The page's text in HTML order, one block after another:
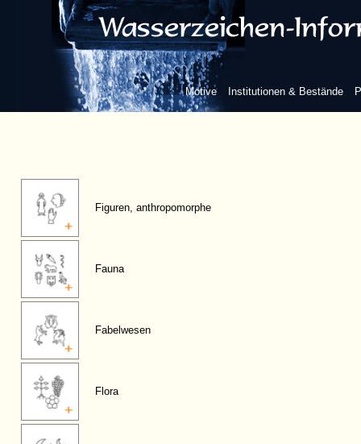
Motive Institutionen & Bestände
Figuren, anthropomorphe
Fauna
Fabelwesen
Flora